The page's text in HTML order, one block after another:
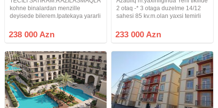
kohne binalardan menzille
deyisede bilerem.Ipatekaya yararli
yani 16/2-de orta blokda umumi
sahesi 126.2 kv m.olan 3 otaqli
238 000 Azn
2 otaq -* 3 otaga duzelme 14/12
sahesi 85 kv.m.olan yaxsi temirli
Proyekti var.Binanin heyeti ve
Parkingi var.Butun infrastrukturlar
233 000 Azn